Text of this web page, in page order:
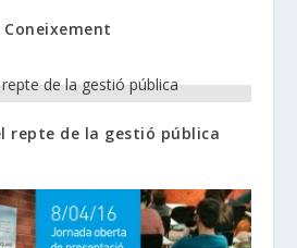
Coneixement
repte de la gestió pública